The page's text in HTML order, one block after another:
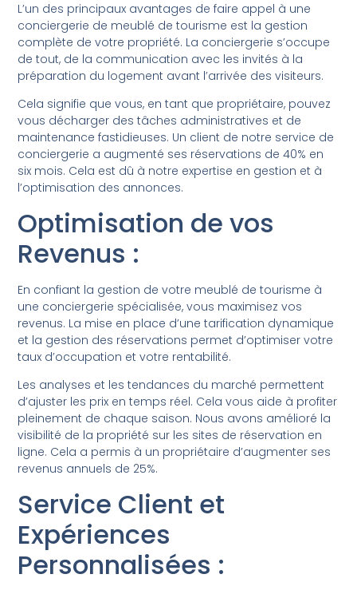
L’un des principaux avantages de faire appel à une
conciergerie de meublé de tourisme est la gestion
complète de votre propriété. La conciergerie s’occupe
de tout, de la communication avec les invités à la
préparation du logement avant l’arrivée des visiteurs.
Cela signifie que vous, en tant que propriétaire, pouvez
vous décharger des tâches administratives et de
maintenance fastidieuses. Un client de notre service de
conciergerie a augmenté ses réservations de 40% en
six mois. Cela est dû à notre expertise en gestion et à
l’optimisation des annonces.
Optimisation de vos
Revenus :
En confiant la gestion de votre meublé de tourisme à
une conciergerie spécialisée, vous maximisez vos
revenus. La mise en place d’une tarification dynamique
et la gestion des réservations permet d’optimiser votre
taux d’occupation et votre rentabilité.
Les analyses et les tendances du marché permettent
d’ajuster les prix en temps réel. Cela vous aide à profiter
pleinement de chaque saison. Nous avons amélioré la
visibilité de la propriété sur les sites de réservation en
ligne. Cela a permis à un propriétaire d’augmenter ses
revenus annuels de 25%.
Service Client et
Expériences
Personnalisées :